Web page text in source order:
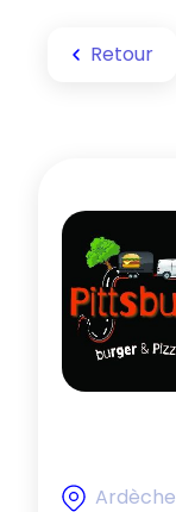
Retour
Ardèche